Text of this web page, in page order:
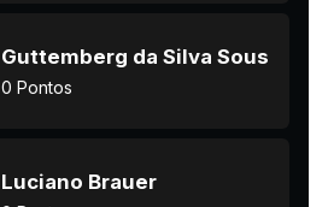
Guttemberg da Silva Sousa
0 Pontos
Luciano Brauer